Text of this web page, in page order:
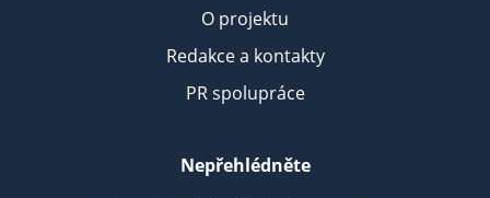
O projektu
Redakce a kontakty
PR spolupráce
Nepřehlédněte